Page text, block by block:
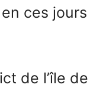
ces jours
de l’île de